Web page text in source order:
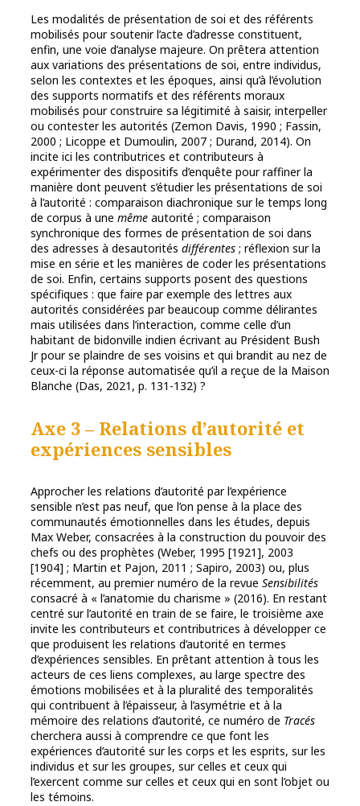
Les modalités de présentation de soi et des référents
mobilisés pour soutenir l’acte d’adresse constituent,
enfin, une voie d’analyse majeure. On prêtera attention
aux variations des présentations de soi, entre individus,
selon les contextes et les époques, ainsi qu’à l’évolution
des supports normatifs et des référents moraux
mobilisés pour construire sa légitimité à saisir, interpeller
ou contester les autorités (Zemon Davis, 1990 ; Fassin,
2000 ; Licoppe et Dumoulin, 2007 ; Durand, 2014). On
incite ici les contributrices et contributeurs à
expérimenter des dispositifs d’enquête pour raffiner la
manière dont peuvent s’étudier les présentations de soi
à l’autorité : comparaison diachronique sur le temps long
de corpus à une même autorité ; comparaison
synchronique des formes de présentation de soi dans
des adresses à desautorités différentes ; réflexion sur la
mise en série et les manières de coder les présentations
de soi. Enfin, certains supports posent des questions
spécifiques : que faire par exemple des lettres aux
autorités considérées par beaucoup comme délirantes
mais utilisées dans l’interaction, comme celle d’un
habitant de bidonville indien écrivant au Président Bush
Jr pour se plaindre de ses voisins et qui brandit au nez de
ceux-ci la réponse automatisée qu’il a reçue de la Maison
Blanche (Das, 2021, p. 131-132) ?
Axe 3 – Relations d’autorité et
expériences sensibles
Approcher les relations d’autorité par l’expérience
sensible n’est pas neuf, que l’on pense à la place des
communautés émotionnelles dans les études, depuis
Max Weber, consacrées à la construction du pouvoir des
chefs ou des prophètes (Weber, 1995 [1921], 2003
[1904] ; Martin et Pajon, 2011 ; Sapiro, 2003) ou, plus
récemment, au premier numéro de la revue Sensibilités
consacré à « l’anatomie du charisme » (2016). En restant
centré sur l’autorité en train de se faire, le troisième axe
invite les contributeurs et contributrices à développer ce
que produisent les relations d’autorité en termes
d’expériences sensibles. En prêtant attention à tous les
acteurs de ces liens complexes, au large spectre des
émotions mobilisées et à la pluralité des temporalités
qui contribuent à l’épaisseur, à l’asymétrie et à la
mémoire des relations d’autorité, ce numéro de Tracés
cherchera aussi à comprendre ce que font les
expériences d’autorité sur les corps et les esprits, sur les
individus et sur les groupes, sur celles et ceux qui
l’exercent comme sur celles et ceux qui en sont l’objet ou
les témoins.